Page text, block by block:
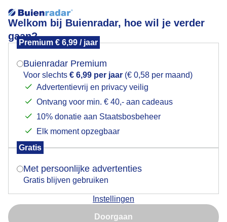
Welkom bij Buienradar, hoe wil je verder
gaan?
Premium € 6,99 / jaar
Buienradar Premium
Voor slechts € 6,99 per jaar (€ 0,58 per maand)
Advertentievrij en privacy veilig
Ontvang voor min. € 40,- aan cadeaus
10% donatie aan Staatsbosbeheer
Elk moment opzegbaar
Gratis
Met persoonlijke advertenties
Gratis blijven gebruiken
Instellingen
Doorgaan
Veel bewolking vanmorgen
Goedemiddag
Mogen we je locatie gebruiken voor het
Indien je hier nog geen akkoord op hebt gegeven,
verschijnt er zo een pop-up uit je browser waarin
Is goed, toon de popup
Nu niet, misschien later